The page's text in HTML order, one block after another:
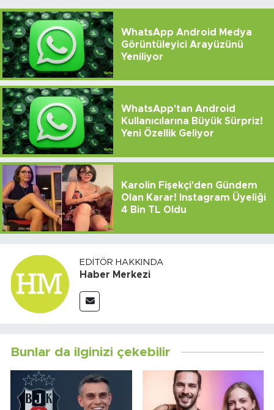
WhatsApp Android Medya
Görüntüleyici Arayüzünü
Yeniliyor
WhatsApp'tan Android
Kullanıcılarına Büyük Sürpriz!
Yeni Özellik Geliyor
Karolin Fişekçi'den Gündem
Olan Karar! Instagram Üyeliği
4 Bin TL Oldu
EDITÖR HAKKINDA
Haber Merkezi
Bunlar da ilginizi çekebilir